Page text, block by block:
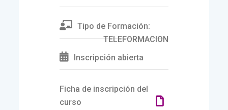
Tipo de Formación:
TELEFORMACION
Inscripción abierta
Ficha de inscripción del
curso